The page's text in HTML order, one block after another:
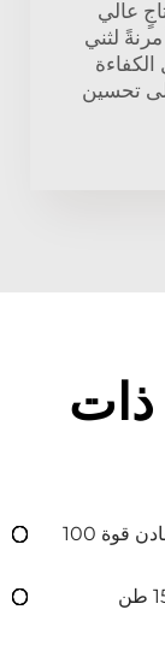
عالي
لثني
تحسين
ذات
ماكينة ثني معادن قوة 100